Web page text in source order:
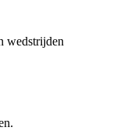
wedstrijden